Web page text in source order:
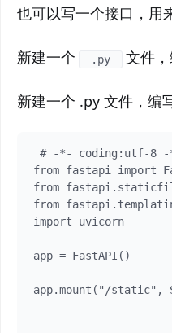
也可以写一个接口，用
新建一个 .py 文件
新建一个 .py 文件，编
# -*- coding:utf-8 -
from fastapi import
from
from
import uvicorn
app = FastAPI()
app.mount("/static",